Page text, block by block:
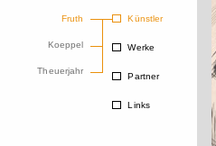
Fruth Künstler
Koeppel
Theuerjahr
Werke
Partner
Links